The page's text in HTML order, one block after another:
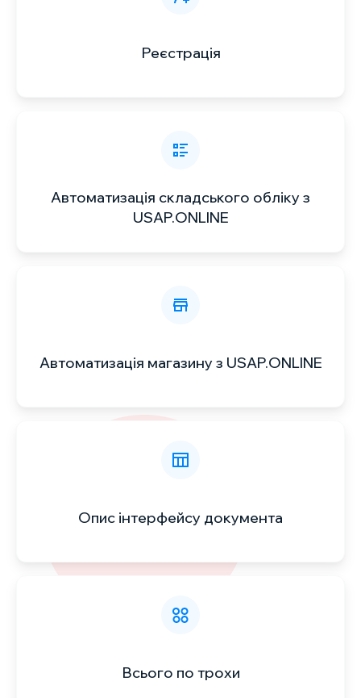
Реєстрація
Автоматизація складського обліку з
USAP.ONLINE
Автоматизація магазину з USAP.ONLINE
Опис інтерфейсу документа
Всього по трохи